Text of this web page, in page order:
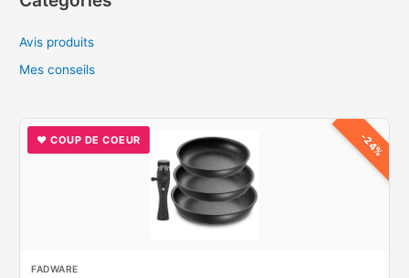
r
c
Avis produits
Mes conseils
-24%
♥ COUP DE COEUR
FADWARE